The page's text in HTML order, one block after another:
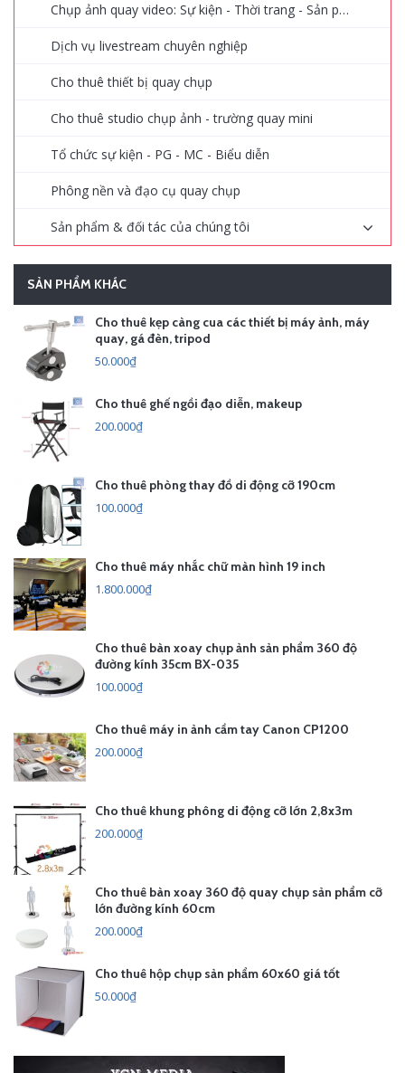
Chụp ảnh quay video: Sự kiện - Thời trang - Sản phẩm - Quảng cáo
Dịch vụ livestream chuyên nghiệp
Cho thuê thiết bị quay chụp
Cho thuê studio chụp ảnh - trường quay mini
Tổ chức sự kiện - PG - MC - Biểu diễn
Phông nền và đạo cụ quay chụp
Sản phẩm & đối tác của chúng tôi
SẢN PHẨM KHÁC
Cho thuê kẹp càng cua các thiết bị máy ảnh, máy
quay, gá đèn, tripod
50.000₫
Cho thuê ghế ngồi đạo diễn, makeup
200.000₫
Cho thuê phòng thay đồ di động cỡ 190cm
100.000₫
Cho thuê máy nhắc chữ màn hình 19 inch
1.800.000₫
Cho thuê bàn xoay chụp ảnh sản phẩm 360 độ
đường kính 35cm BX-035
100.000₫
Cho thuê máy in ảnh cầm tay Canon CP1200
200.000₫
Cho thuê khung phông di động cỡ lớn 2,8x3m
200.000₫
Cho thuê bàn xoay 360 độ quay chụp sản phẩm cỡ
lớn đường kính 60cm
200.000₫
Cho thuê hộp chụp sản phẩm 60x60 giá tốt
50.000₫